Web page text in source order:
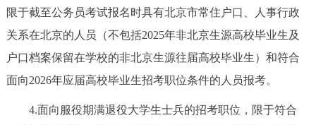
限于截至公务员考试报名时具有北京市常住户口、人事行政
关系在北京的人员（不包括2025年非北京生源高校毕业生及
户口档案保留在学校的非北京生源往届高校毕业生）和符合
面向2026年应届高校毕业生招考职位条件的人员报考。
4.面向服役期满退役大学生士兵的招考职位，限于符合